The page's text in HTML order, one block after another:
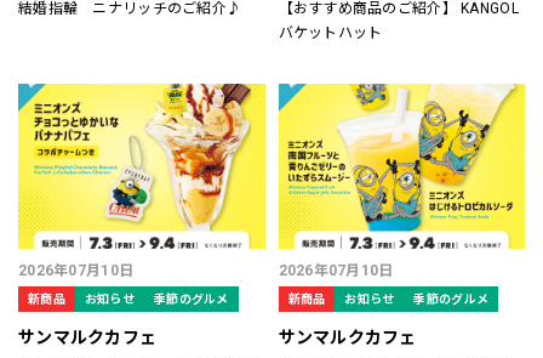
結婚指輪 ニナリッチのご紹介♪
【おすすめ商品のご紹介】 KANGOL
バケットハット
2026年07月10日
新商品 お知らせ 季節のグルメ
サンマルクカフェ
2026年07月10日
新商品 お知らせ 季節のグルメ
サンマルクカフェ